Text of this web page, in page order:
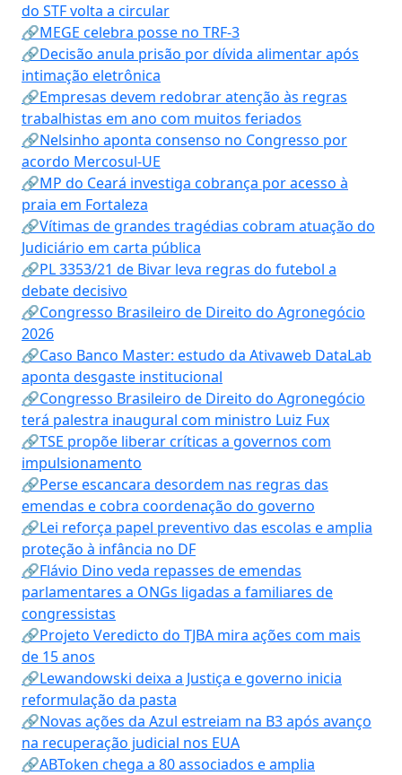
do STF volta a circular
🔗MEGE celebra posse no TRF-3
🔗Decisão anula prisão por dívida alimentar após
intimação eletrônica
🔗Empresas devem redobrar atenção às regras
trabalhistas em ano com muitos feriados
🔗Nelsinho aponta consenso no Congresso por
acordo Mercosul-UE
🔗MP do Ceará investiga cobrança por acesso à
praia em Fortaleza
🔗Vítimas de grandes tragédias cobram atuação do
Judiciário em carta pública
🔗PL 3353/21 de Bivar leva regras do futebol a
debate decisivo
🔗Congresso Brasileiro de Direito do Agronegócio
2026
🔗Caso Banco Master: estudo da Ativaweb DataLab
aponta desgaste institucional
🔗Congresso Brasileiro de Direito do Agronegócio
terá palestra inaugural com ministro Luiz Fux
🔗TSE propõe liberar críticas a governos com
impulsionamento
🔗Perse escancara desordem nas regras das
emendas e cobra coordenação do governo
🔗Lei reforça papel preventivo das escolas e amplia
proteção à infância no DF
🔗Flávio Dino veda repasses de emendas
parlamentares a ONGs ligadas a familiares de
congressistas
🔗Projeto Veredicto do TJBA mira ações com mais
de 15 anos
🔗Lewandowski deixa a Justiça e governo inicia
reformulação da pasta
🔗Novas ações da Azul estreiam na B3 após avanço
na recuperação judicial nos EUA
🔗ABToken chega a 80 associados e amplia